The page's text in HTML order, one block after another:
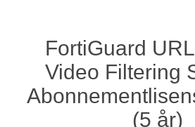
FortiGuard
Video Filtering
(5 år)